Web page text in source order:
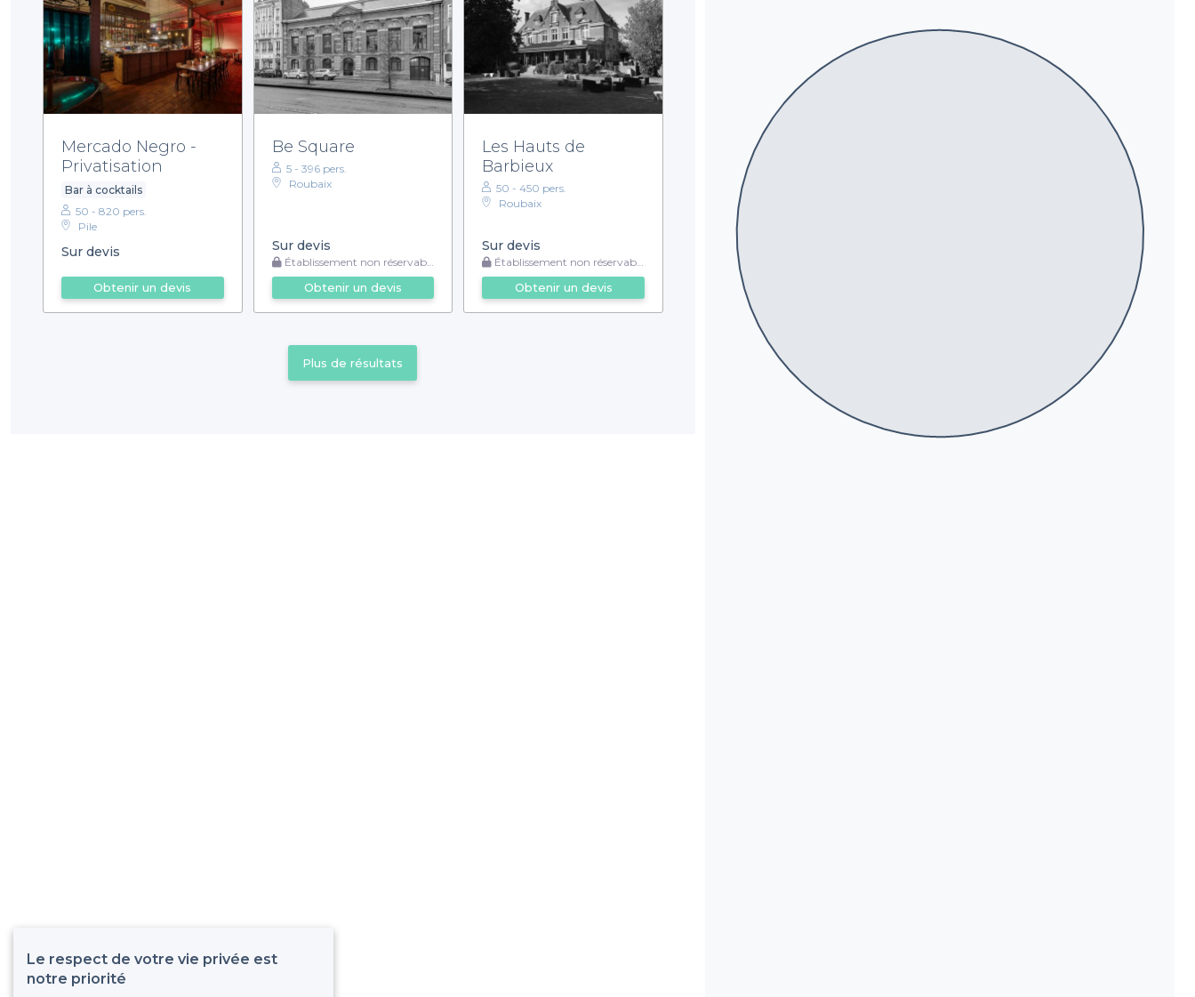
Mercado Negro -
Privatisation
Bar à cocktails
50 - 820 pers.
Pile
Sur devis
Obtenir un devis
Be Square
5 - 396 pers.
Roubaix
Sur devis
Établissement non réservable
Obtenir un devis
Les Hauts de
Barbieux
50 - 450 pers.
Roubaix
Sur devis
Établissement non réservable
Obtenir un devis
Plus de résultats
Le respect de votre vie privée est
notre priorité